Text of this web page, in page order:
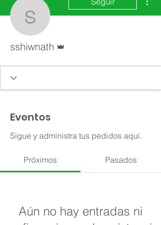
sshiwnath
sshiwnath
Eventos
Sigue y administra tus pedidos aquí.
Próximos Pasados
Aún no hay entradas ni